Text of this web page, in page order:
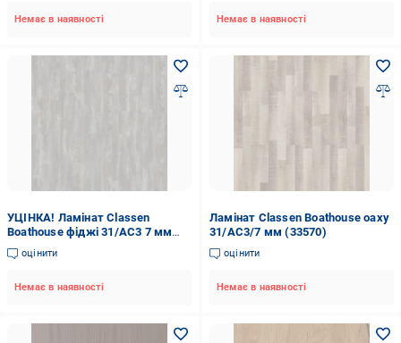
Немає в наявності Немає в наявності
УЦІНКА! Ламінат Classen
Boathouse фіджі 31/AC3 7 мм
(33569) (УЦ №178)
оцінити
Немає в наявності
Ламінат Classen Boathouse оаху
31/AC3/7 мм (33570)
оцінити
Немає в наявності